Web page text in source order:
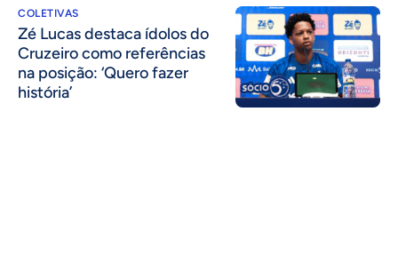
COLETIVAS
Zé Lucas destaca ídolos do
Cruzeiro como referências
na posição: ‘Quero fazer
história’